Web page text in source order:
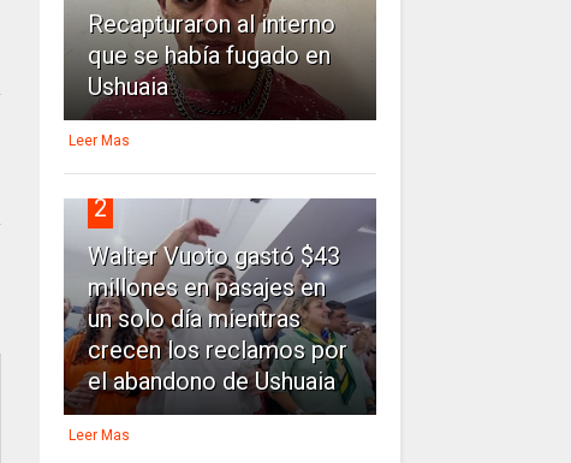
Recapturaron al interno
que se había fugado en
Ushuaia
Leer Mas
2
Walter Vuoto gastó $43
millones en pasajes en
un solo día mientras
crecen los reclamos por
el abandono de Ushuaia
Leer Mas